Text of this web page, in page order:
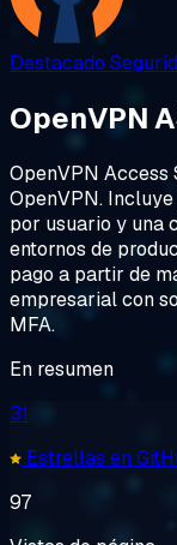
Destacado
OpenVPN
OpenVPN
OpenVPN.
por usuario y una
entornos de
pago a partir de
empresarial con
MFA.
En resumen
31
Estrellas en
97